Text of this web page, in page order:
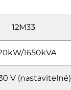
12M33
1650kVA
V (nastavitelné)